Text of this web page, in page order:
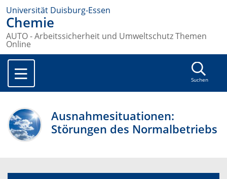
Universität Duisburg-Essen
Chemie
AUTO - Arbeitssicherheit und Umweltschutz Themen
Online
Suchen
Ausnahmesituationen:
Störungen des Normalbetriebs